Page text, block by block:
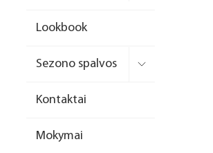
priemonės
Lookbook
Sezono spalvos
Kontaktai
Mokymai